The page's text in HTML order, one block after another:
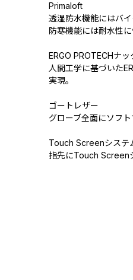
Primaloft
透湿防水機能にはバ
防寒機能には耐水性
ERGO PROTECHナ
人間工学に基づいた
実現。
ゴートレザー
グローブ全面にソフ
Touch Screenシステ
指先にTouch Screen